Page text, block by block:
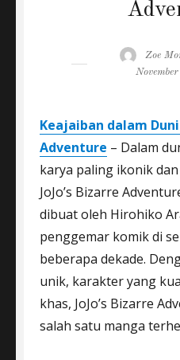
Author
Zoe
Keajaiban dalam
Adventure – Dalam
karya paling ikonik
JoJo’s Bizarre
dibuat oleh Hirohiko
penggemar komik di
beberapa dekade.
unik, karakter yang
khas, JoJo’s Bizarre
salah satu manga